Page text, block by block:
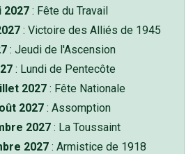
2027 : Fête du Travail
: Victoire des Alliés de 1945
: Jeudi de l'Ascension
: Lundi de Pentecôte
2027 : Fête Nationale
2027 : Assomption
2027 : La Toussaint
2027 : Armistice de 1918